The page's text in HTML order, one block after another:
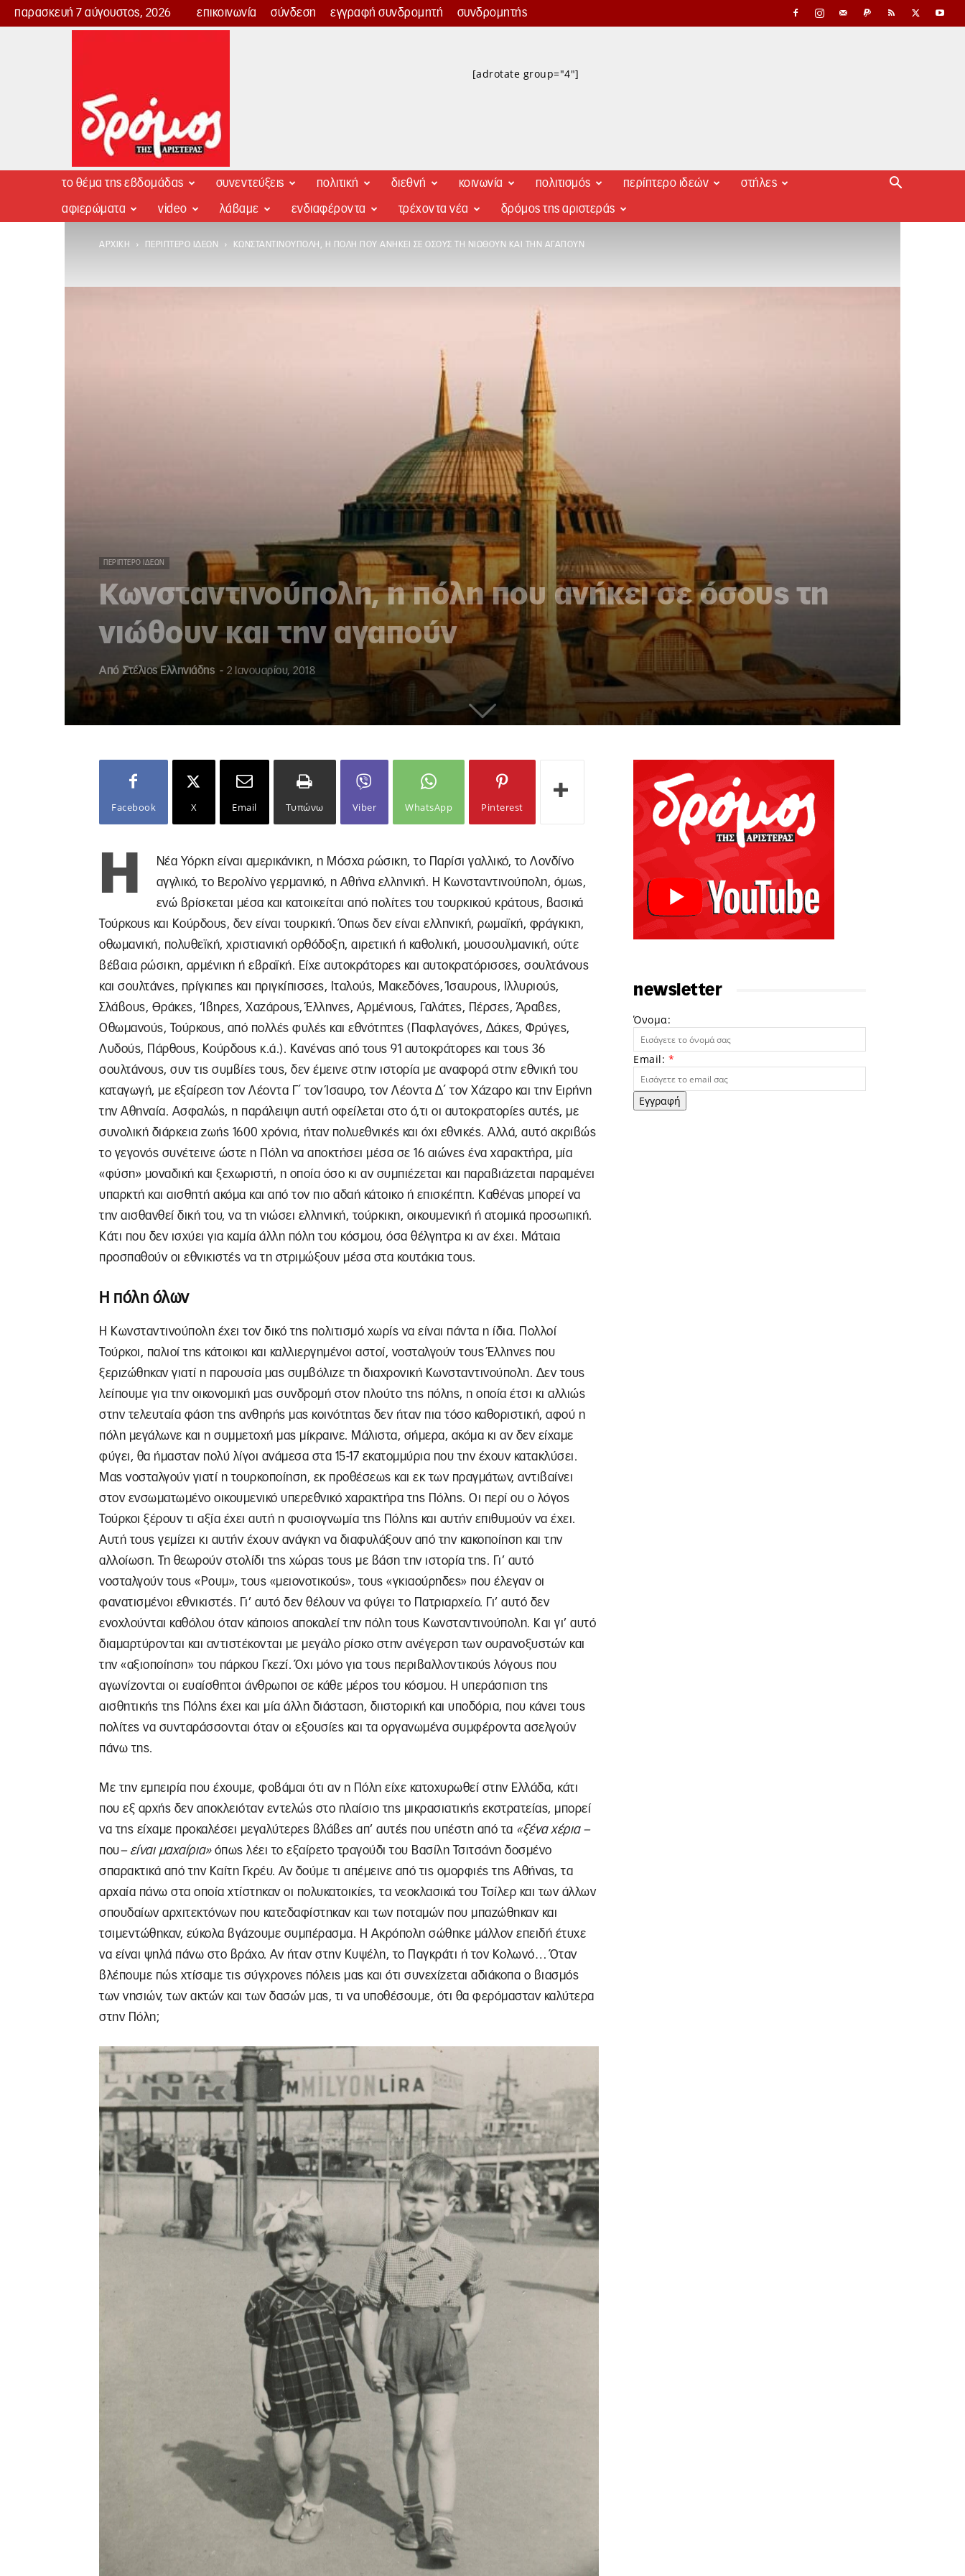
παρασκευή 7 αύγουστος, 2026 επικοινωνία σύνδεση εγγραφή συνδρομητή συνδρομητής
Δρόμος
[adrotate group="4"]
το θέμα της εβδομάδας συνεντεύξεις πολιτική διεθνή κοινωνία πολιτισμός περίπτερο ιδεών στήλες
αφιερώματα video λάβαμε ενδιαφέροντα τρέχοντα νέα δρόμος της αριστεράς
ΑΡΧΙΚΉ ΠΕΡΊΠΤΕΡΟ ΙΔΕΏΝ ΚΩΝΣΤΑΝΤΙΝΟΎΠΟΛΗ, Η ΠΌΛΗ ΠΟΥ ΑΝΉΚΕΙ ΣΕ ΌΣΟΥΣ ΤΗ ΝΙΏΘΟΥΝ ΚΑΙ ΤΗΝ ΑΓΑΠΟΎΝ
ΠΕΡΊΠΤΕΡΟ ΙΔΕΏΝ
Κωνσταντινούπολη, η πόλη που ανήκει σε όσους τη
νιώθουν και την αγαπούν
Από Στέλιος Ελληνιάδης - 2 Ιανουαρίου, 2018
Facebook X Email Τυπώνω Viber WhatsApp Pinterest
Η
Νέα Υόρκη είναι αμερικάνικη, η Μόσχα ρώσικη, το Παρίσι γαλλικό, το Λονδίνο
αγγλικό, το Βερολίνο γερμανικό, η Αθήνα ελληνική. Η Κωνσταντινούπολη, όμως,
ενώ βρίσκεται μέσα και κατοικείται από πολίτες του τουρκικού κράτους, βασικά
Τούρκους και Κούρδους, δεν είναι τουρκική. Όπως δεν είναι ελληνική, ρωμαϊκή, φράγκικη,
οθωμανική, πολυθεϊκή, χριστιανική ορθόδοξη, αιρετική ή καθολική, μουσουλμανική, ούτε
βέβαια ρώσικη, αρμένικη ή εβραϊκή. Είχε αυτοκράτορες και αυτοκρατόρισσες, σουλτάνους
και σουλτάνες, πρίγκιπες και πριγκίπισσες, Ιταλούς, Μακεδόνες, Ίσαυρους, Ιλλυριούς,
Σλάβους, Θράκες, ‘Ιβηρες, Χαζάρους, Έλληνες, Αρμένιους, Γαλάτες, Πέρσες, Άραβες,
Οθωμανούς, Τούρκους, από πολλές φυλές και εθνότητες (Παφλαγόνες, Δάκες, Φρύγες,
Λυδούς, Πάρθους, Κούρδους κ.ά.). Κανένας από τους 91 αυτοκράτορες και τους 36
σουλτάνους, συν τις συμβίες τους, δεν έμεινε στην ιστορία με αναφορά στην εθνική του
καταγωγή, με εξαίρεση τον Λέοντα Γ΄ τον Ίσαυρο, τον Λέοντα Δ΄ τον Χάζαρο και την Ειρήνη
την Αθηναία. Ασφαλώς, η παράλειψη αυτή οφείλεται στο ό,τι οι αυτοκρατορίες αυτές, με
συνολική διάρκεια ζωής 1600 χρόνια, ήταν πολυεθνικές και όχι εθνικές. Αλλά, αυτό ακριβώς
το γεγονός συνέτεινε ώστε η Πόλη να αποκτήσει μέσα σε 16 αιώνες ένα χαρακτήρα, μία
«φύση» μοναδική και ξεχωριστή, η οποία όσο κι αν συμπιέζεται και παραβιάζεται παραμένει
υπαρκτή και αισθητή ακόμα και από τον πιο αδαή κάτοικο ή επισκέπτη. Καθένας μπορεί να
την αισθανθεί δική του, να τη νιώσει ελληνική, τούρκικη, οικουμενική ή ατομικά προσωπική.
Κάτι που δεν ισχύει για καμία άλλη πόλη του κόσμου, όσα θέλγητρα κι αν έχει. Μάταια
προσπαθούν οι εθνικιστές να τη στριμώξουν μέσα στα κουτάκια τους.
Η πόλη όλων
Η Κωνσταντινούπολη έχει τον δικό της πολιτισμό χωρίς να είναι πάντα η ίδια. Πολλοί
Τούρκοι, παλιοί της κάτοικοι και καλλιεργημένοι αστοί, νοσταλγούν τους Έλληνες που
ξεριζώθηκαν γιατί η παρουσία μας συμβόλιζε τη διαχρονική Κωνσταντινούπολη. Δεν τους
λείπουμε για την οικονομική μας συνδρομή στον πλούτο της πόλης, η οποία έτσι κι αλλιώς
στην τελευταία φάση της ανθηρής μας κοινότητας δεν ήταν πια τόσο καθοριστική, αφού η
πόλη μεγάλωνε και η συμμετοχή μας μίκραινε. Μάλιστα, σήμερα, ακόμα κι αν δεν είχαμε
φύγει, θα ήμασταν πολύ λίγοι ανάμεσα στα 15-17 εκατομμύρια που την έχουν κατακλύσει.
Μας νοσταλγούν γιατί η τουρκοποίηση, εκ προθέσεως και εκ των πραγμάτων, αντιβαίνει
στον ενσωματωμένο οικουμενικό υπερεθνικό χαρακτήρα της Πόλης. Οι περί ου ο λόγος
Τούρκοι ξέρουν τι αξία έχει αυτή η φυσιογνωμία της Πόλης και αυτήν επιθυμούν να έχει.
Αυτή τους γεμίζει κι αυτήν έχουν ανάγκη να διαφυλάξουν από την κακοποίηση και την
αλλοίωση. Τη θεωρούν στολίδι της χώρας τους με βάση την ιστορία της. Γι’ αυτό
νοσταλγούν τους «Ρουμ», τους «μειονοτικούς», τους «γκιαούρηδες» που έλεγαν οι
φανατισμένοι εθνικιστές. Γι’ αυτό δεν θέλουν να φύγει το Πατριαρχείο. Γι’ αυτό δεν
ενοχλούνται καθόλου όταν κάποιος αποκαλεί την πόλη τους Κωνσταντινούπολη. Και γι’ αυτό
διαμαρτύρονται και αντιστέκονται με μεγάλο ρίσκο στην ανέγερση των ουρανοξυστών και
την «αξιοποίηση» του πάρκου Γκεζί. Όχι μόνο για τους περιβαλλοντικούς λόγους που
αγωνίζονται οι ευαίσθητοι άνθρωποι σε κάθε μέρος του κόσμου. Η υπεράσπιση της
αισθητικής της Πόλης έχει και μία άλλη διάσταση, διιστορική και υποδόρια, που κάνει τους
πολίτες να συνταράσσονται όταν οι εξουσίες και τα οργανωμένα συμφέροντα ασελγούν
πάνω της.
Με την εμπειρία που έχουμε, φοβάμαι ότι αν η Πόλη είχε κατοχυρωθεί στην Ελλάδα, κάτι
που εξ αρχής δεν αποκλειόταν εντελώς στο πλαίσιο της μικρασιατικής εκστρατείας, μπορεί
να της είχαμε προκαλέσει μεγαλύτερες βλάβες απ’ αυτές που υπέστη από τα «ξένα χέρια –
που– είναι μαχαίρια»όπως λέει το εξαίρετο τραγούδι του Βασίλη Τσιτσάνη δοσμένο
σπαρακτικά από την Καίτη Γκρέυ. Αν δούμε τι απέμεινε από τις ομορφιές της Αθήνας, τα
αρχαία πάνω στα οποία χτίστηκαν οι πολυκατοικίες, τα νεοκλασικά του Τσίλερ και των άλλων
σπουδαίων αρχιτεκτόνων που κατεδαφίστηκαν και των ποταμών που μπαζώθηκαν και
τσιμεντώθηκαν, εύκολα βγάζουμε συμπέρασμα. Η Ακρόπολη σώθηκε μάλλον επειδή έτυχε
να είναι ψηλά πάνω στο βράχο. Αν ήταν στην Κυψέλη, το Παγκράτι ή τον Κολωνό… Όταν
βλέπουμε πώς χτίσαμε τις σύγχρονες πόλεις μας και ότι συνεχίζεται αδιάκοπα ο βιασμός
των νησιών, των ακτών και των δασών μας, τι να υποθέσουμε, ότι θα φερόμασταν καλύτερα
στην Πόλη;
newsletter
Όνομα:
Email: *
Εγγραφή